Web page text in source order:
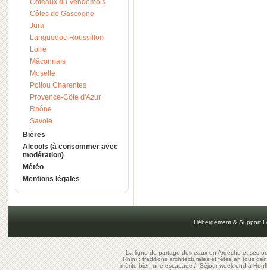
Coteaux du Vendomois
Côtes de Gascogne
Jura
Languedoc-Roussillon
Loire
Mâconnais
Moselle
Poitou Charentes
Provence-Côte d'Azur
Rhône
Savoie
Bières
Alcools (à consommer avec
modération)
Météo
Mentions légales
Hébergement & Support
La ligne de partage des eaux en Ardèche et ses
Rhin) : traditions architecturales et fêtes en tous
mérite bien une escapade/Séjour week-end à